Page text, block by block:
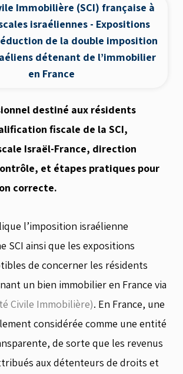
Immobilière (SCI) française à
israéliennes - Expositions
de la double imposition
détenant de l’immobilier
en France
destiné aux résidents
fiscale de la SCI,
Israël-France, direction
et étapes pratiques pour
correcte.
l’imposition israélienne
SCI ainsi que les expositions
de concerner les résidents
un bien immobilier en France via
Civile Immobilière). En France, une
considérée comme une entité
de sorte que les revenus
aux détenteurs de droits et